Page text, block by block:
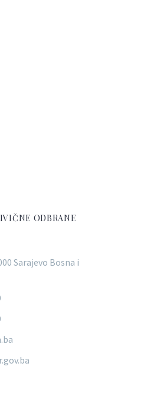
ODBRANE
Sarajevo Bosna i